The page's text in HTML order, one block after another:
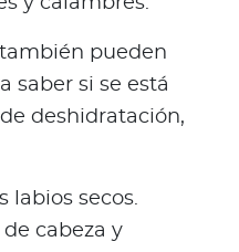
pueden
saber si se está
deshidratación,
labios secos.
cabeza y